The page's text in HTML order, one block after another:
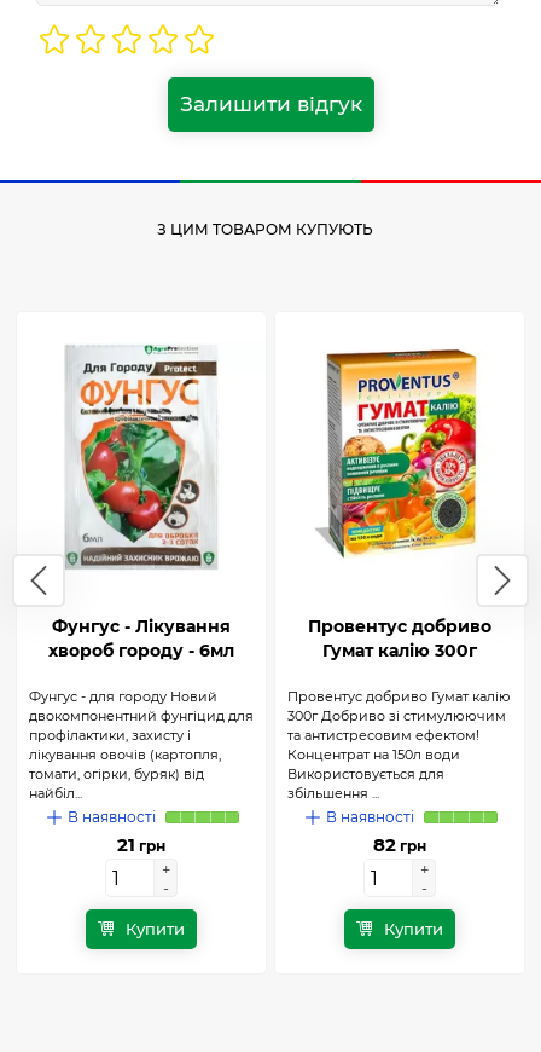
Залишити відгук
З ЦИМ ТОВАРОМ КУПУЮТЬ
Фунгус - Лікування
хвороб городу - 6мл
Фунгус - для городу Новий
двокомпонентний фунгіцид для
профілактики, захисту і
лікування овочів (картопля,
томати, огірки, буряк) від
найбіл...
В наявності
21 грн
+
-
+
-
Купити
Провентус добриво
Гумат калію 300г
Провентус добриво Гумат калію
300г Добриво зі стимулюючим
та антистресовим ефектом!
Концентрат на 150л води
Використовується для
збільшення ...
В наявності
82 грн
+
-
+
-
Купити